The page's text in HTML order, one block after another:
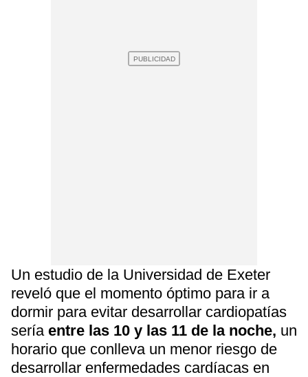
Un estudio de la Universidad de Exeter
reveló que el momento óptimo para ir a
dormir para evitar desarrollar cardiopatías
seríaentre las 10 y las 11 de la noche, un
horario que conlleva un menor riesgo de
desarrollar enfermedades cardíacas en